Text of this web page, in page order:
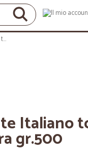
Ristorante Italiano tortiglioni alla carbonara gr.500
Italiano
gr.500